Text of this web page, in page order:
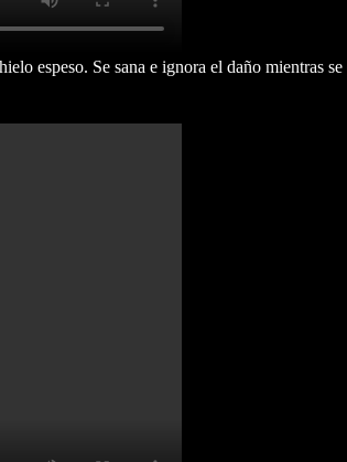
espeso. Se sana e ignora el daño mientras se